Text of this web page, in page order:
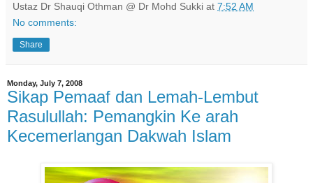
Ustaz Dr Shauqi Othman @ Dr Mohd Sukki at 7:52 AM
No comments:
Share
Monday, July 7, 2008
Sikap Pemaaf dan Lemah-Lembut
Rasulullah: Pemangkin Ke arah
Kecemerlangan Dakwah Islam